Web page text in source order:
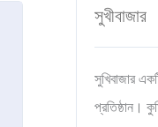
সুখীবাজার
সুখিবাজার
প্রতিষ্ঠান।